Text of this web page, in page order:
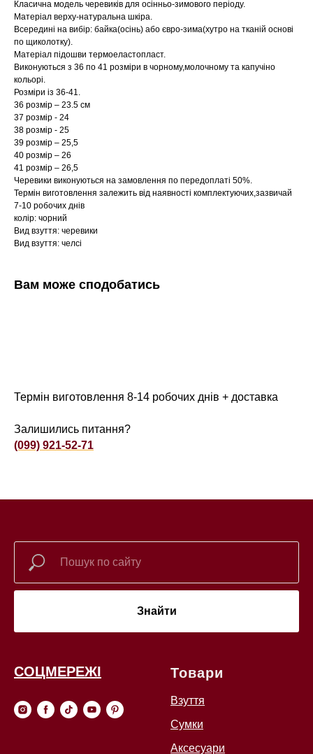
Класична модель черевиків для осінньо-зимового періоду.
Матеріал верху-натуральна шкіра.
Всередині на вибір: байка(осінь) або євро-зима(хутро на тканій основі
по щиколотку).
Матеріал підошви термоеластопласт.
Виконуються з 36 по 41 розміри в чорному,молочному та капучіно
кольорі.
Розміри із 36-41.
36 розмір – 23.5 см
37 розмір - 24
38 розмір - 25
39 розмір – 25,5
40 розмір – 26
41 розмір – 26,5
Черевики виконуються на замовлення по передоплаті 50%.
Термін виготовлення залежить від наявності комплектуючих,зазвичай
7-10 робочих днів
колір: чорний
Вид взуття: черевики
Вид взуття: челсі
Вам може сподобатись
Термін виготовлення 8-14 робочих днів + доставка
Залишились питання?
(099) 921-52-71
Знайти
СОЦМЕРЕЖІ Товари
Взуття
Сумки
Аксесуари